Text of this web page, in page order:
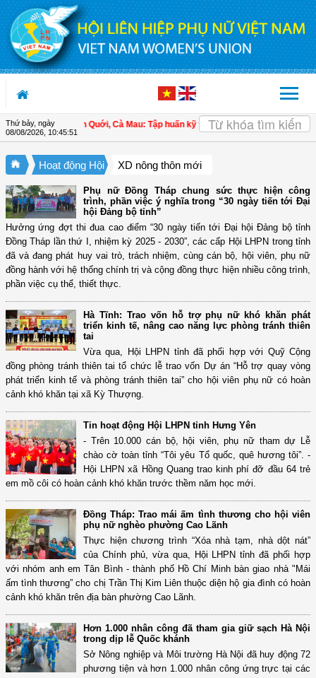
Truy cập nội dung luôn
Thứ bảy, ngày
08/08/2026, 10:45:52
LHPN xã Ninh Quới, Cà Mau: Tập huấn kỹ thuật kỹ thuật trồng rau màu an
Hoạt động Hội XD nông thôn mới
Phụ nữ Đồng Tháp chung sức thực hiện công
trình, phần việc ý nghĩa trong “30 ngày tiến tới Đại
hội Đảng bộ tỉnh”
Hưởng ứng đợt thi đua cao điểm “30 ngày tiến tới Đại hội Đảng bộ tỉnh
Đồng Tháp lần thứ I, nhiệm kỳ 2025 - 2030”, các cấp Hội LHPN trong tỉnh
đã và đang phát huy vai trò, trách nhiệm, cùng cán bộ, hội viên, phụ nữ
đồng hành với hệ thống chính trị và cộng đồng thực hiện nhiều công trình,
phần việc cụ thể, thiết thực.
Hà Tĩnh: Trao vốn hỗ trợ phụ nữ khó khăn phát
triển kinh tế, nâng cao năng lực phòng tránh thiên
tai
Vừa qua, Hội LHPN tỉnh đã phối hợp với Quỹ Cộng
đồng phòng tránh thiên tai tổ chức lễ trao vốn Dự án “Hỗ trợ quay vòng
phát triển kinh tế và phòng tránh thiên tai” cho hội viên phụ nữ có hoàn
cảnh khó khăn tại xã Kỳ Thượng.
Tin hoạt động Hội LHPN tỉnh Hưng Yên
- Trên 10.000 cán bộ, hội viên, phụ nữ tham dự Lễ
chào cờ toàn tỉnh “Tôi yêu Tổ quốc, quê hương tôi”. -
Hội LHPN xã Hồng Quang trao kinh phí đỡ đầu 64 trẻ
em mồ côi có hoàn cảnh khó khăn trước thềm năm học mới.
Đồng Tháp: Trao mái ấm tình thương cho hội viên
phụ nữ nghèo phường Cao Lãnh
Thực hiện chương trình “Xóa nhà tạm, nhà dột nát”
của Chính phủ, vừa qua, Hội LHPN tỉnh đã phối hợp
với nhóm anh em Tân Bình - thành phố Hồ Chí Minh bàn giao nhà "Mái
ấm tình thương” cho chị Trần Thị Kim Liên thuộc diện hộ gia đình có hoàn
cảnh khó khăn trên địa bàn phường Cao Lãnh.
Hơn 1.000 nhân công đã tham gia giữ sạch Hà Nội
trong dịp lễ Quốc khánh
Sở Nông nghiệp và Môi trường Hà Nội đã huy động 72
phương tiện và hơn 1.000 nhân công ứng trực tại các